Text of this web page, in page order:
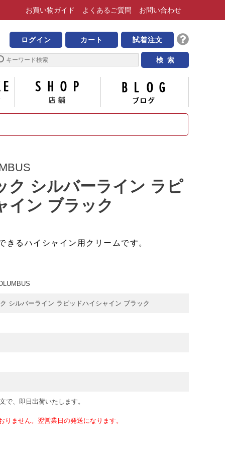
お買い物ガイド よくある ご質問 お問い合わせ
の専門店 ビッグ・ビー
ログイン カート 試着注文
サイズについて
ク シルバーライン ラピ
イン ブラック
きるハイシャイン用クリームです。
シルバーライン ラピッドハイシャイン ブラック
で、即日出荷いたします。
りません。翌営業日の発送になります。